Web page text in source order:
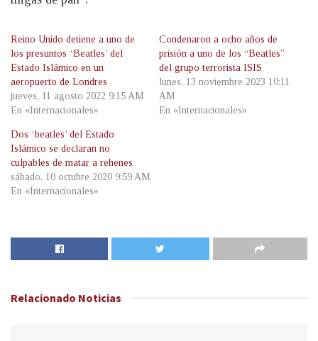
Reino Unido detiene a uno de
los presuntos ‘Beatles’ del
Estado Islámico en un
aeropuerto de Londres
jueves, 11 agosto 2022 9:15 AM
En «Internacionales»
Condenaron a ocho años de
prisión a uno de los “Beatles”
del grupo terrorista ISIS
lunes, 13 noviembre 2023 10:11
AM
En «Internacionales»
Dos ‘beatles’ del Estado
Islámico se declaran no
culpables de matar a rehenes
sábado, 10 octubre 2020 9:59 AM
En «Internacionales»
Relacionado Noticias